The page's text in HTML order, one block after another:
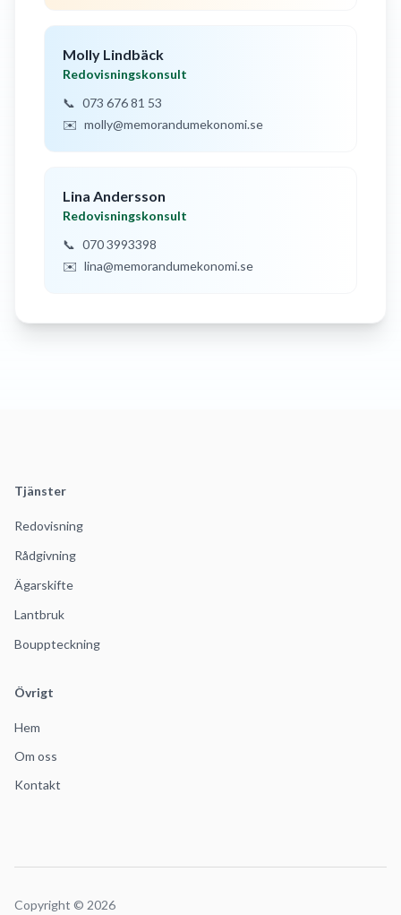
Molly Lindbäck
Redovisningskonsult
📞 073 676 81 53
✉️ molly@memorandumekonomi.se
Lina Andersson
Redovisningskonsult
📞 070 3993398
✉️ lina@memorandumekonomi.se
Tjänster
Redovisning
Rådgivning
Ägarskifte
Lantbruk
Bouppteckning
Övrigt
Hem
Om oss
Kontakt
Copyright © 2026